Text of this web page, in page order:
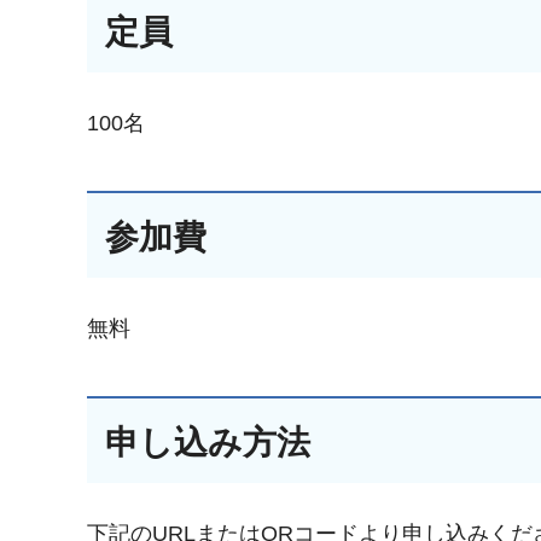
定員
100名
参加費
無料
申し込み方法
下記のURLまたはQRコードより申し込みくだ